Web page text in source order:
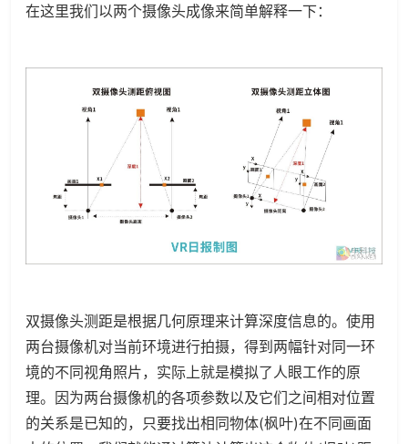
在这里我们以两个摄像头成像来简单解释一下：
双摄像头测距是根据几何原理来计算深度信息的。使用
两台摄像机对当前环境进行拍摄，得到两幅针对同一环
境的不同视角照片，实际上就是模拟了人眼工作的原
理。因为两台摄像机的各项参数以及它们之间相对位置
的关系是已知的，只要找出相同物体(枫叶)在不同画面